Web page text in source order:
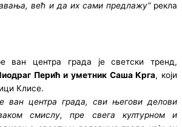
већ и да их сами предлажу“рекла
ван центра града је светски тренд,
Перић и уметник Саша Крга, који
Клисе.
ван центра града, сви његови делови
смислу, пре свега културном и